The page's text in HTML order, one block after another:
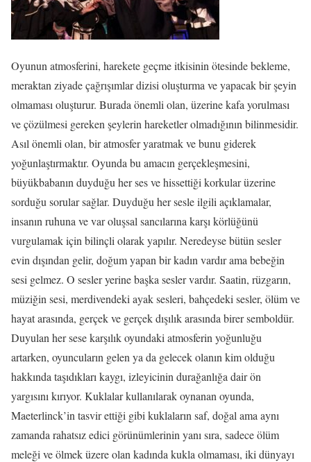
Oyunun atmosferini, harekete geçme itkisinin ötesinde bekleme,
meraktan ziyade çağrışımlar dizisi oluşturma ve yapacak bir şeyin
olmaması oluşturur. Burada önemli olan, üzerine kafa yorulması
ve çözülmesi gereken şeylerin hareketler olmadığının bilinmesidir.
Asıl önemli olan, bir atmosfer yaratmak ve bunu giderek
yoğunlaştırmaktır. Oyunda bu amacın gerçekleşmesini,
büyükbabanın duyduğu her ses ve hissettiği korkular üzerine
sorduğu sorular sağlar. Duyduğu her sesle ilgili açıklamalar,
insanın ruhuna ve var oluşsal sancılarına karşı körlüğünü
vurgulamak için bilinçli olarak yapılır. Neredeyse bütün sesler
evin dışından gelir, doğum yapan bir kadın vardır ama bebeğin
sesi gelmez. O sesler yerine başka sesler vardır. Saatin, rüzgarın,
müziğin sesi, merdivendeki ayak sesleri, bahçedeki sesler, ölüm ve
hayat arasında, gerçek ve gerçek dışılık arasında birer semboldür.
Duyulan her sese karşılık oyundaki atmosferin yoğunluğu
artarken, oyuncuların gelen ya da gelecek olanın kim olduğu
hakkında taşıdıkları kaygı, izleyicinin durağanlığa dair ön
yargısını kırıyor. Kuklalar kullanılarak oynanan oyunda,
Maeterlinck’in tasvir ettiği gibi kuklaların saf, doğal ama aynı
zamanda rahatsız edici görünümlerinin yanı sıra, sadece ölüm
meleği ve ölmek üzere olan kadında kukla olmaması, iki dünyayı